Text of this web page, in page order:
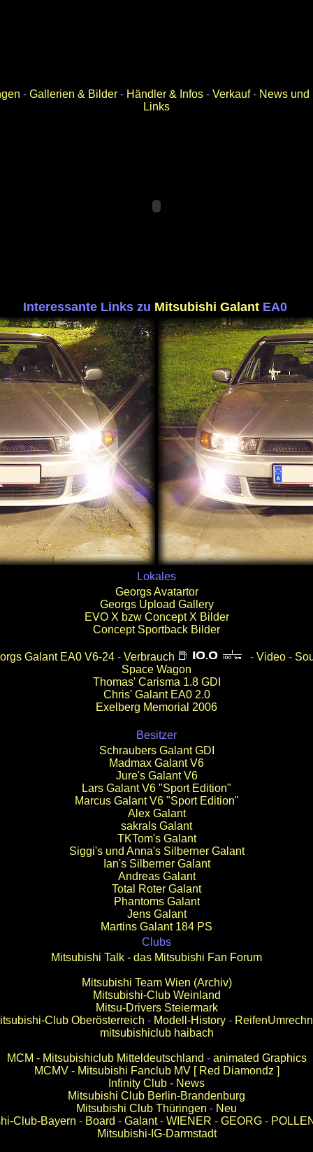
- Gallerien & Bilder- Händler & Infos- Verkauf- News und
Links
Interessante Links zu Mitsubishi Galant EA0
Lokales
Georgs Avatartor
Georgs Upload Gallery
EVO X bzw Concept X Bilder
Concept Sportback Bilder
Galant EA0 V6-24 - Verbrauch - Video -
Space Wagon
Thomas' Carisma 1.8 GDI
Chris' Galant EA0 2.0
Exelberg Memorial 2006
Besitzer
Schraubers Galant GDI
Madmax Galant V6
Jure's Galant V6
Lars Galant V6 "Sport Edition"
Marcus Galant V6 "Sport Edition"
Alex Galant
sakrals Galant
TKTom's Galant
Siggi's und Anna's Silberner Galant
Ian's Silberner Galant
Andreas Galant
Total Roter Galant
Phantoms Galant
Jens Galant
Martins Galant 184 PS
Clubs
Mitsubishi Talk - das Mitsubishi Fan Forum
Mitsubishi Team Wien (Archiv)
Mitsubishi-Club Weinland
Mitsu-Drivers Steiermark
Club Oberösterreich - Modell-History-
mitsubishiclub haibach
MCM - Mitsubishiclub Mitteldeutschland - animated Graphics
MCMV - Mitsubishi Fanclub MV [ Red Diamondz ]
Infinity Club - News
Mitsubishi Club Berlin-Brandenburg
Mitsubishi Club Thüringen - Neu
Club-Bayern - Board - Galant- WIENER - GEORG-
Mitsubishi-IG-Darmstadt